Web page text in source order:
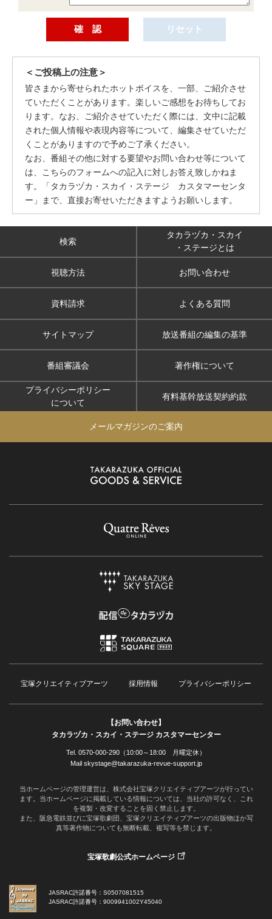
＜ご投稿上の注意＞
皆さまから寄せられたホットボイスを、一部、ご紹介させ
ていただくことがあります。楽しいご感想をお待ちしてお
ります。なお、ご紹介させていただく際には、文中に記載
された個人情報や表現内容等について、編集させていただ
くことがありますので予めご了承ください。
なお、番組その他に対する要望やお問い合わせ等について
は、こちらのフォームへの記入に対しお答え致しかねま
す。「タカラヅカ・スカイ・ステージ カスタマーセンタ
ー」まで、直接お寄せいただきますようお願いします。
検索
タカラヅカ・スカイ
・ステージとは
視聴方法 お問い合わせ
資料請求 よくある質問
サイトマップ 放送番組の編集の基準
番組審議会 著作権について
プライバシーポリシー
について
有料基幹放送契約約款
メールマガジンのご案内
宝塚クリエイティブアーツ 採用情報 プライバシーポリシー
【お問い合わせ】
タカラヅカ・スカイ・ステージ カスタマーセンター
Tel. 0570-000-290（10:00～18:00 月曜定休）
Mail skystage@takarazuka-revue-support.jp
当ホームページの管理運営は、株式会社宝塚クリエイティブアーツが行ってい
ます。当ホームページに掲載している情報については、当社の許可なく、これ
を複製・改変することを固く禁止します。
また、阪急電鉄並びに宝塚歌劇団、宝塚クリエイティブアーツの出版物ほか写
真等著作物についても無断転載、複写等を禁じます。
宝塚歌劇公式ホームページ
JASRAC許諾番号：S0507081515
JASRAC許諾番号：9009941002Y45040